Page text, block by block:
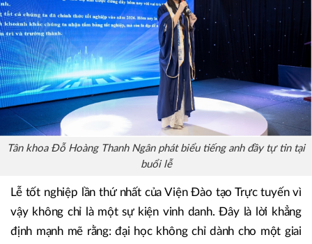
Tân khoa Đỗ Hoàng Thanh Ngân phát biểu tiếng anh đầy tự tin tại
buổi lễ
Lễ tốt nghiệp lần thứ nhất của Viện Đào tạo Trực tuyến vì
vậy không chỉ là một sự kiện vinh danh. Đây là lời khẳng
định mạnh mẽ rằng: đại học không chỉ dành cho một giai